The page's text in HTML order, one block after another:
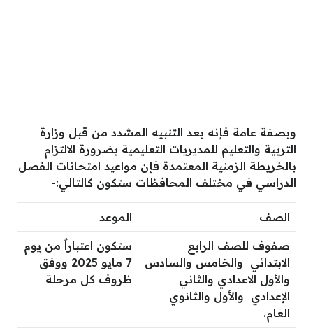
وبصفة عامة فإنه بعد التنبيه المشدد من قبل وزارة
التربية والتعليم للمديريات التعليمية بضرورة الالتزام
بالخريطة الزمنية المعتمدة فإن مواعيد امتحانات الفصل
الدراسي في مختلف المحافظات ستكون كالتالي:-
الصف الموعد
صفوف للصف الرابع
الابتدائي والخامس والسادس
والأول الاعدادي والثاني
الإعدادي والأول والثانوي
العام.
ستكون اعتباراً من يوم
7 مايو 2025 ووفق
ظروف كل مرحلة